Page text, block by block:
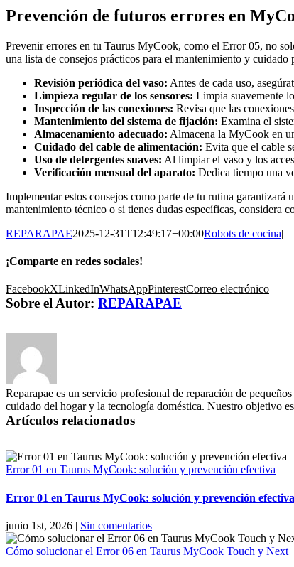
Prevención de futuros errores en
Prevenir errores en tu Taurus MyCook, como el Error 05, no
una lista de consejos prácticos para el mantenimiento y
Revisión periódica del vaso: Antes de cada uso,
Limpieza regular de los sensores: Limpia suavemente
Inspección de las conexiones: Revisa que las
Mantenimiento del sistema de fijación: Examina el
Almacenamiento adecuado: Almacena la MyCook en
Cuidado del cable de alimentación: Evita que el cable
Uso de detergentes suaves: Al limpiar el vaso y los
Verificación mensual del aparato: Dedica tiempo una
Implementar estos consejos como parte de tu rutina
mantenimiento técnico o si tienes dudas específicas, considera
REPARAPAE2025-12-31T12:49:17+00:00Robots de cocina|
¡Comparte en redes sociales!
FacebookXLinkedInWhatsAppPinterestCorreo electrónico
Sobre el Autor: REPARAPAE
Reparapae es un servicio profesional de reparación de
cuidado del hogar y la tecnología doméstica. Nuestro objetivo
Artículos relacionados
Error 01 en Taurus MyCook: solución y prevención efectiva
Error 01 en Taurus MyCook: solución y prevención efectiva
junio 1st, 2026 | Sin comentarios
Cómo solucionar el Error 06 en Taurus MyCook Touch y Next